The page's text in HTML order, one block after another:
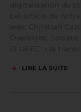
digitalisation du
bel article de
avec Christian
Oversight, Société
IS UPEC: « la
LIRE LA SUITE